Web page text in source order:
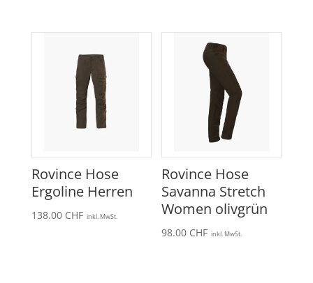
Rovince Hose
Ergoline Herren
138.00 CHF inkl. MwSt.
Rovince Hose
Savanna Stretch
Women olivgrün
98.00 CHF inkl. MwSt.